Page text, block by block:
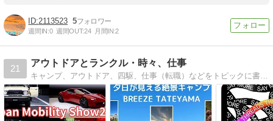
2113523 5
週間IN:0 週間OUT:24 月間IN:2
21
アウトドアとランクル・時々、仕事
キャンプ、アウトドア、四駆、仕事（転職）などをトピックに書いています。日本オートキャンプ協会公認インストラクター。愛車はランドクルーザー(GRJ76)。